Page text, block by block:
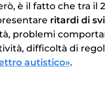
è il fatto che tra il
ritardi di
problemi
difficoltà di
autistico».